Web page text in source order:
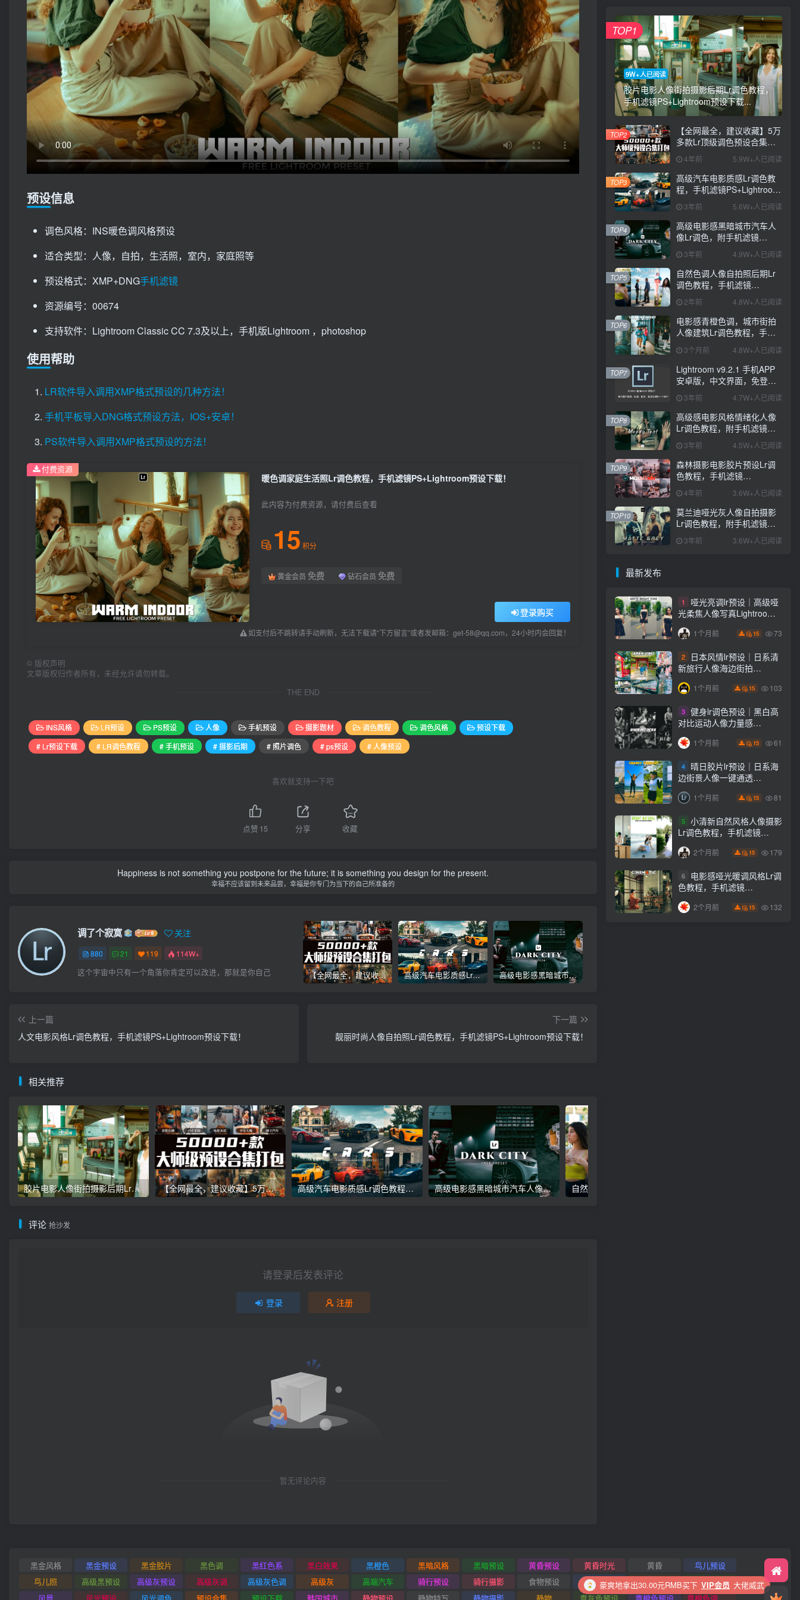
预设信息
调色风格：INS暖色调风格预设
适合类型：人像，自拍，生活照，室内，家庭照等
预设格式：XMP+DNG手机滤镜
资源编号：00674
支持软件：Lightroom Classic CC 7.3及以上，手机版Lightroom ，photoshop
使用帮助
LR软件导入调用XMP格式预设的几种方法！
手机平板导入DNG格式预设方法，IOS+安卓！
PS软件导入调用XMP格式预设的方法！
暖色调家庭生活照Lr调色教程，手机滤镜PS+Lightroom预设下载！
此内容为付费资源，请付费后查看
15 积分
黄金会员 免费 钻石会员 免费
登录购买
如支付后不跳转请手动刷新，无法下载请“下方留言”或者发邮箱：get-58@qq.com，24小时内会回复！
付费资源
© 版权声明
文章版权归作者所有，未经允许请勿转载。
THE END
INS风格 LR预设 PS预设 人像 手机预设 摄影题材 调色教程 调色风格
预设下载
# Lr预设下载
# LR调色教程 # 手机预设 # 摄影后期 # 照片调色 # ps预设 # 人像预设
喜欢就支持一下吧
点赞 15 分享 收藏
Happiness is not something you postpone for the future; it is something you design for the present.
幸福不应该留到未来品尝，幸福是你专门为当下的自己所准备的
调了个寂寞 关注
880 21 119 114W+
这个宇宙中只有一个角落你肯定可以改进，那就是你自己 【全网最全，建议收藏】5万多款Lr顶级调色预设合集，精心整理，分类清晰，摄影师调色师必备素材，够用一辈子！ 高级汽车电影质感Lr调色教程，手机滤镜PS+Lightroom预设下载！ 高级电影感黑暗城市汽车人像Lr调色，附手机滤镜PS+Lightroom预设下载！
上一篇
人文电影风格Lr调色教程，手机滤镜PS+Lightroom预设下载！
下一篇
靓丽时尚人像自拍照Lr调色教程，手机滤镜PS+Lightroom预设下载！
相关推荐
胶片电影人像街拍摄影后期Lr调色教程，手机滤镜PS+Lightroom预设下载！ 【全网最全，建议收藏】5万多款Lr顶级调色预设合集，精心整理，分类清晰，摄影师调色师必备素材，够用一辈子！ 高级汽车电影质感Lr调色教程，手机滤镜PS+Lightroom预设下载！ 高级电影感黑暗城市汽车人像Lr调色，附手机滤镜PS+Lightroom预设下载！
评论 抢沙发
请登录后发表评论
登录 注册
暂无评论内容
9W+人已阅读
胶片电影人像街拍摄影后期Lr调色教程，
手机滤镜PS+Lightroom预设下载...
TOP1
【全网最全，建议收藏】5万
多款Lr顶级调色预设合集，
精心整理，分类清晰，摄影
师调色师必备素材，够用一
辈子！
4年前 5.9W+人已阅读
TOP2
高级汽车电影质感Lr调色教
程，手机滤镜PS+Lightroom
预设下载！
3年前 5.6W+人已阅读
TOP3
高级电影感黑暗城市汽车人
像Lr调色，附手机滤镜
PS+Lightroom预设下载！
3年前 4.9W+人已阅读
TOP4
自然色调人像自拍照后期Lr
调色教程，手机滤镜
PS+Lightroom预设下载！
2年前 4.8W+人已阅读
TOP5
电影感青橙色调，城市街拍
人像建筑Lr调色教程，手机
滤镜PS+Lightroom预设下
载！3个月前 4.8W+人已阅读
TOP6
Lightroom v9.2.1 手机APP
安卓版，中文界面，免登录
直接激活破解版！
3年前 4.7W+人已阅读
TOP7
高级感电影风格情绪化人像
Lr调色教程，附手机滤镜
PS+Lightroom预设下载！
3年前 4.5W+人已阅读
TOP8
森林摄影电影胶片预设Lr调
色教程，手机滤镜
Lightroom+Ps预设下载！
4年前 3.6W+人已阅读
TOP9
莫兰迪哑光灰人像自拍摄影
Lr调色教程，附手机滤镜
PS+Lightroom预设下载！
3年前 3.6W+人已阅读
TOP10
最新发布
1
哑光亮调lr预设｜高级哑
光柔焦人像写真Lightroom
下载lr调色风格
1个月前 15 73
2
日本风情lr预设｜日系清
新旅行人像海边街拍
Lightroom下载lr调色风格
1个月前 15 103
3 健身lr调色预设｜黑白高
对比运动人像力量感
Lightroom下载lr预设风格
1个月前 15 61
4
晴日胶片lr预设｜日系海
边街景人像一键通透
Lightroom下载lr调色风格
1个月前 15 81
5 小清新自然风格人像摄影
Lr调色教程，手机滤镜
PS+Lightroom预设下载！
2个月前 15 179
6
电影感哑光暖调风格Lr调
色教程，手机滤镜
PS+Lightroom预设下载！
2个月前 15 132
黑金风格 黑金预设 黑金胶片 黑色调 黑红色系 黑白效果 黑橙色 黑暗风格 黑暗预设 黄昏预设 黄昏时光 黄昏
鸟儿预设
鸟儿照
高级黑预设 高级灰预设 高级灰调 高级灰色调 高级灰 高端汽车 骑行预设 骑行摄影 食物预设 食物照 风景预设
风景照
花了5.00元RMB购买积分